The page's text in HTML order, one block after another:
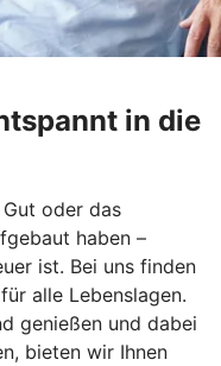
in die
oder das
haben –
ist. Bei uns finden
alle Lebenslagen.
genießen und dabei
bieten wir Ihnen